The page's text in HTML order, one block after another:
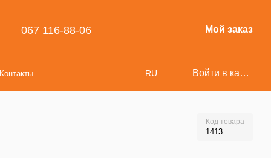
067 116-88-06 Мой заказ
Контакты RU Войти в кабинет
Код товара
1413